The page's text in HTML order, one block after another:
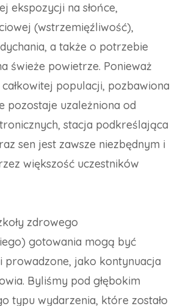
ekspozycji na słońce,
(wstrzemięźliwość),
a także o potrzebie
świeże powietrze. Ponieważ
populacji, pozbawiona
pozostaje uzależniona od
stacja podkreślająca
sen jest zawsze niezbędnym i
większość uczestników
zdrowego
gotowania mogą być
prowadzone, jako kontynuacja
Byliśmy pod głębokim
typu wydarzenia, które zostało